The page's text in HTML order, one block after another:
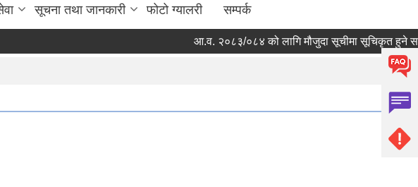
सूचना तथा जानकारी फोटो ग्यालरी सम्पर्क
आ.व. २०८३/०८४ को लागि मौजुदा सूचीमा सूचिकृत हुने